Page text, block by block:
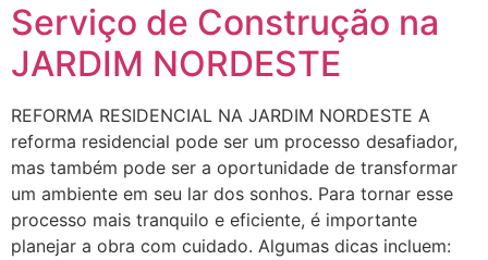
Serviço de Construção na
JARDIM NORDESTE
REFORMA RESIDENCIAL NA JARDIM NORDESTE A
reforma residencial pode ser um processo desafiador,
mas também pode ser a oportunidade de transformar
um ambiente em seu lar dos sonhos. Para tornar esse
processo mais tranquilo e eficiente, é importante
planejar a obra com cuidado. Algumas dicas incluem: